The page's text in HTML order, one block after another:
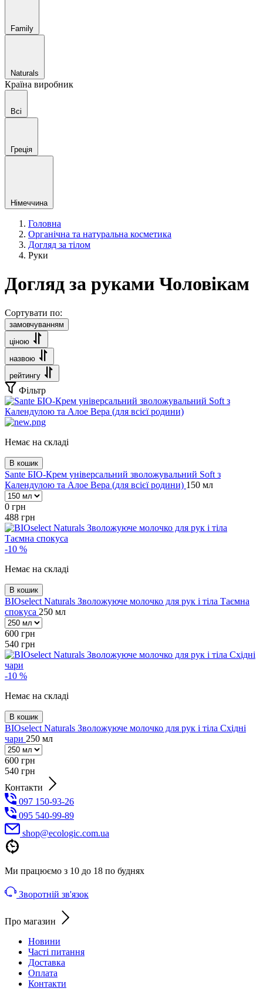
Family
Naturals
Країна виробник
Всі
Греція
Німеччина
Головна
Органічна та натуральна косметика
Догляд за тілом
Руки
Догляд за руками Чоловікам
Сортувати по:
замовчуванням
ціною
назвою
рейтингу
Фільтр
Немає на складі
В кошик
Sante БІО-Крем універсальний зволожувальний Soft з
Календулою та Алое Вера (для всієї родини) 150 мл
0 грн
488 грн
-10 %
Немає на складі
В кошик
BIOselect Naturals Зволожуюче молочко для рук і тіла Таємна
спокуса 250 мл
600 грн
540 грн
-10 %
Немає на складі
В кошик
BIOselect Naturals Зволожуюче молочко для рук і тіла Східні
чари 250 мл
600 грн
540 грн
Контакти
097 150-93-26
095 540-99-89
shoр@ecologic.com.ua
Ми працюємо з 10 до 18 по буднях
Зворотній зв'язок
Про магазин
Новини
Часті питання
Доставка
Оплата
Контакти